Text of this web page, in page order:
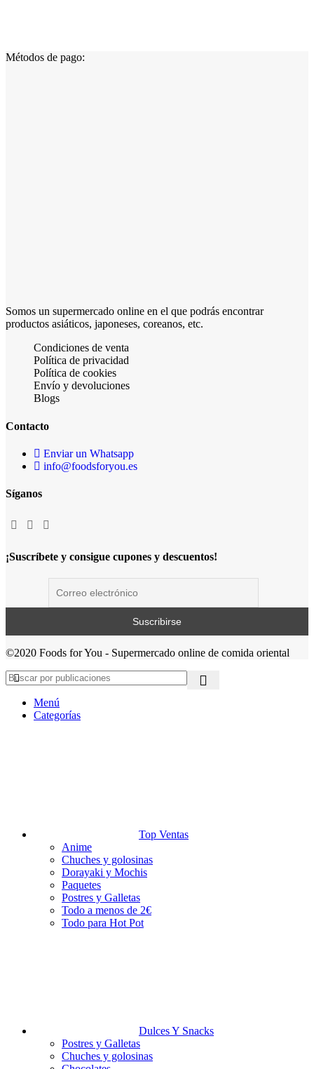
Métodos de pago:
Somos un supermercado online en el que podrás encontrar
productos asiáticos, japoneses, coreanos, etc.
Condiciones de venta
Política de privacidad
Política de cookies
Envío y devoluciones
Blogs
Contacto
Enviar un Whatsapp
info@foodsforyou.es
Síganos
¡Suscríbete y consigue cupones y descuentos!
©2020 Foods for You - Supermercado online de comida oriental
Menú
Categorías
Top Ventas
Anime
Chuches y golosinas
Dorayaki y Mochis
Paquetes
Postres y Galletas
Todo a menos de 2€
Todo para Hot Pot
Dulces Y Snacks
Postres y Galletas
Chuches y golosinas